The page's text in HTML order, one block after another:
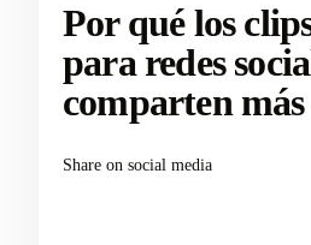
Por qué los
para redes
comparten más
Share on social media